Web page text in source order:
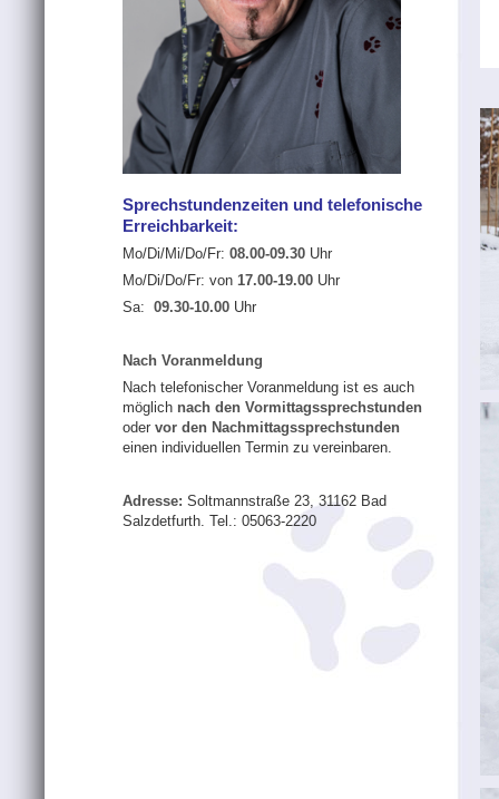
Sprechstundenzeiten und telefonische
Erreichbarkeit:
Mo/Di/Mi/Do/Fr: 08.00-09.30 Uhr
Mo/Di/Do/Fr: von 17.00-19.00 Uhr
Sa: 09.30-10.00 Uhr
Nach Voranmeldung
Nach telefonischer Voranmeldung ist es auch
möglich nach den Vormittagssprechstunden
oder vor den Nachmittagssprechstunden
einen individuellen Termin zu vereinbaren.
Adresse: Soltmannstraße 23, 31162 Bad
Salzdetfurth. Tel.: 05063-2220